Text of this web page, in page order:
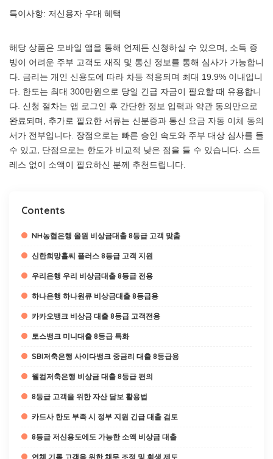
특이사항: 저신용자 우대 혜택
해당 상품은 모바일 앱을 통해 언제든 신청하실 수 있으며, 소득 증
빙이 어려운 주부 고객도 재직 및 통신 정보를 통해 심사가 가능합니
다. 금리는 개인 신용도에 따라 차등 적용되며 최대 19.9% 이내입니
다. 한도는 최대 300만원으로 당일 긴급 자금이 필요할 때 유용합니
다. 신청 절차는 앱 로그인 후 간단한 정보 입력과 약관 동의만으로
완료되며, 추가로 필요한 서류는 신분증과 통신 요금 자동 이체 동의
서가 전부입니다. 장점으로는 빠른 승인 속도와 주부 대상 심사를 들
수 있고, 단점으로는 한도가 비교적 낮은 점을 들 수 있습니다. 스트
레스 없이 소액이 필요하신 분께 추천드립니다.
Contents
NH농협은행 올원 비상금대출 8등급 고객 맞춤
신한희망홀씨 플러스 8등급 고객 지원
우리은행 우리 비상금대출 8등급 전용
하나은행 하나원큐 비상금대출 8등급용
카카오뱅크 비상금 대출 8등급 고객전용
토스뱅크 미니대출 8등급 특화
SBI저축은행 사이다뱅크 중금리 대출 8등급용
웰컴저축은행 비상금 대출 8등급 편의
8등급 고객을 위한 자산 담보 활용법
카드사 한도 부족 시 정부 지원 긴급 대출 검토
8등급 저신용도에도 가능한 소액 비상금 대출
연체 기록 고객을 위한 채무 조정 및 회생 제도